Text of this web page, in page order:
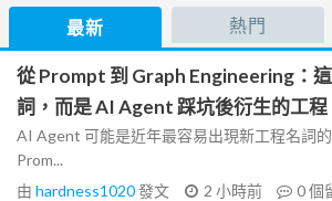
最新 熱門
從 Prompt 到 Graph Engineering：
詞，而是 AI Agent 踩坑後衍生的工程
AI Agent 可能是近年最容易出現新工程名詞
Prom...
由 hardness1020發文 2 小時前 0個